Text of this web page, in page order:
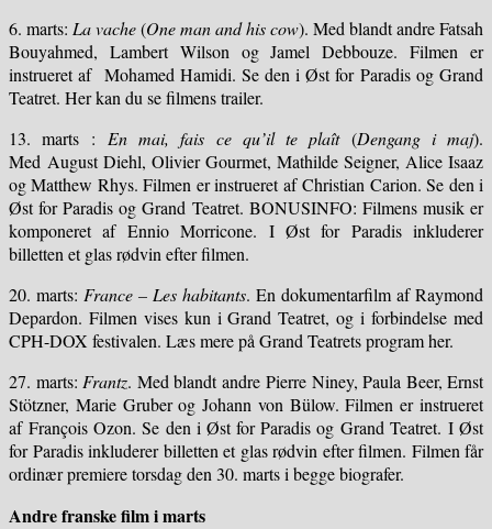
6. marts: La vache(One man and his cow). Med blandt andre Fatsah
Bouyahmed, Lambert Wilson og Jamel Debbouze. Filmen er
instrueret af Mohamed Hamidi. Se den i Øst for Paradis og Grand
Teatret. Her kan du se filmens trailer.
13. marts : En mai, fais ce qu’il te plaît(Dengang i maj).
Med August Diehl, Olivier Gourmet, Mathilde Seigner, Alice Isaaz
og Matthew Rhys. Filmen er instrueret af Christian Carion. Se den i
Øst for Paradis og Grand Teatret. BONUSINFO: Filmens musik er
komponeret af Ennio Morricone. I Øst for Paradis inkluderer
billetten et glas rødvin efter filmen.
20. marts: France – Les habitants. En dokumentarfilm af Raymond
Depardon. Filmen vises kun i Grand Teatret, og i forbindelse med
CPH-DOX festivalen. Læs mere på Grand Teatrets program her.
27. marts: Frantz. Med blandt andre Pierre Niney, Paula Beer, Ernst
Stötzner, Marie Gruber og Johann von Bülow. Filmen er instrueret
af François Ozon. Se den i Øst for Paradis og Grand Teatret. I Øst
for Paradis inkluderer billetten et glas rødvin efter filmen. Filmen får
ordinær premiere torsdag den 30. marts i begge biografer.
Andre franske film i marts